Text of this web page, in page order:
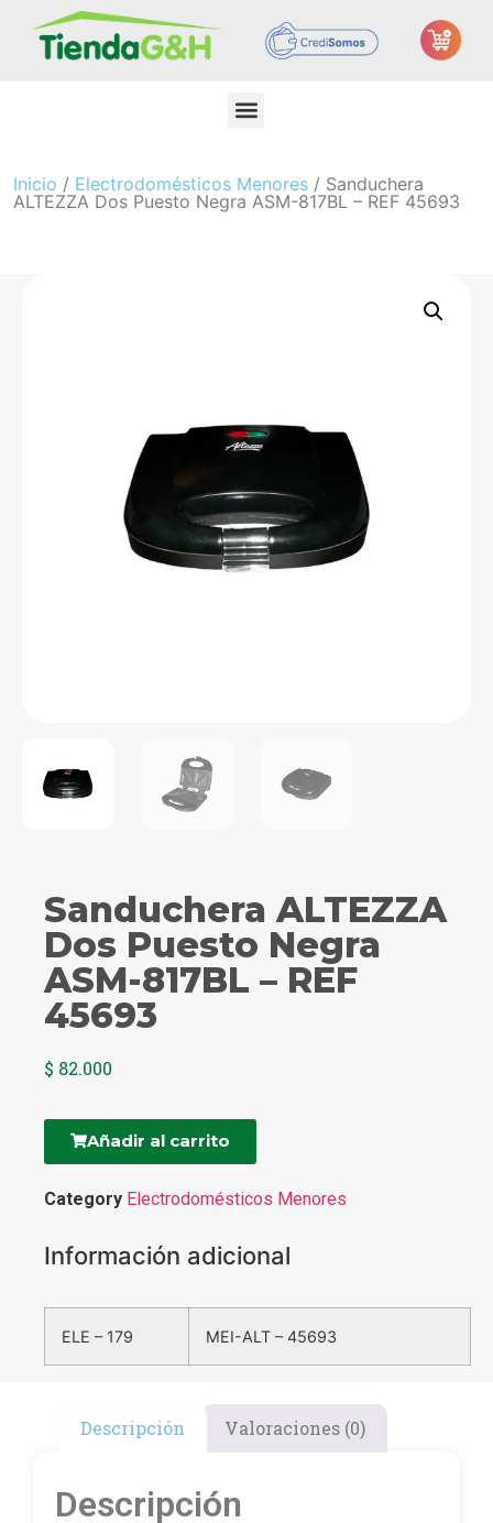
Inicio / Electrodomésticos Menores / Sanduchera
ALTEZZA Dos Puesto Negra ASM-817BL – REF 45693
Sanduchera ALTEZZA
Dos Puesto Negra
ASM-817BL – REF
45693
$ 82.000
Añadir al carrito
Category Electrodomésticos Menores
Información adicional
ELE – 179 MEI-ALT – 45693
Descripción Valoraciones (0)
Descripción